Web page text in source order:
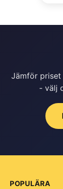
Jämför priset
- välj
POPULÄRA